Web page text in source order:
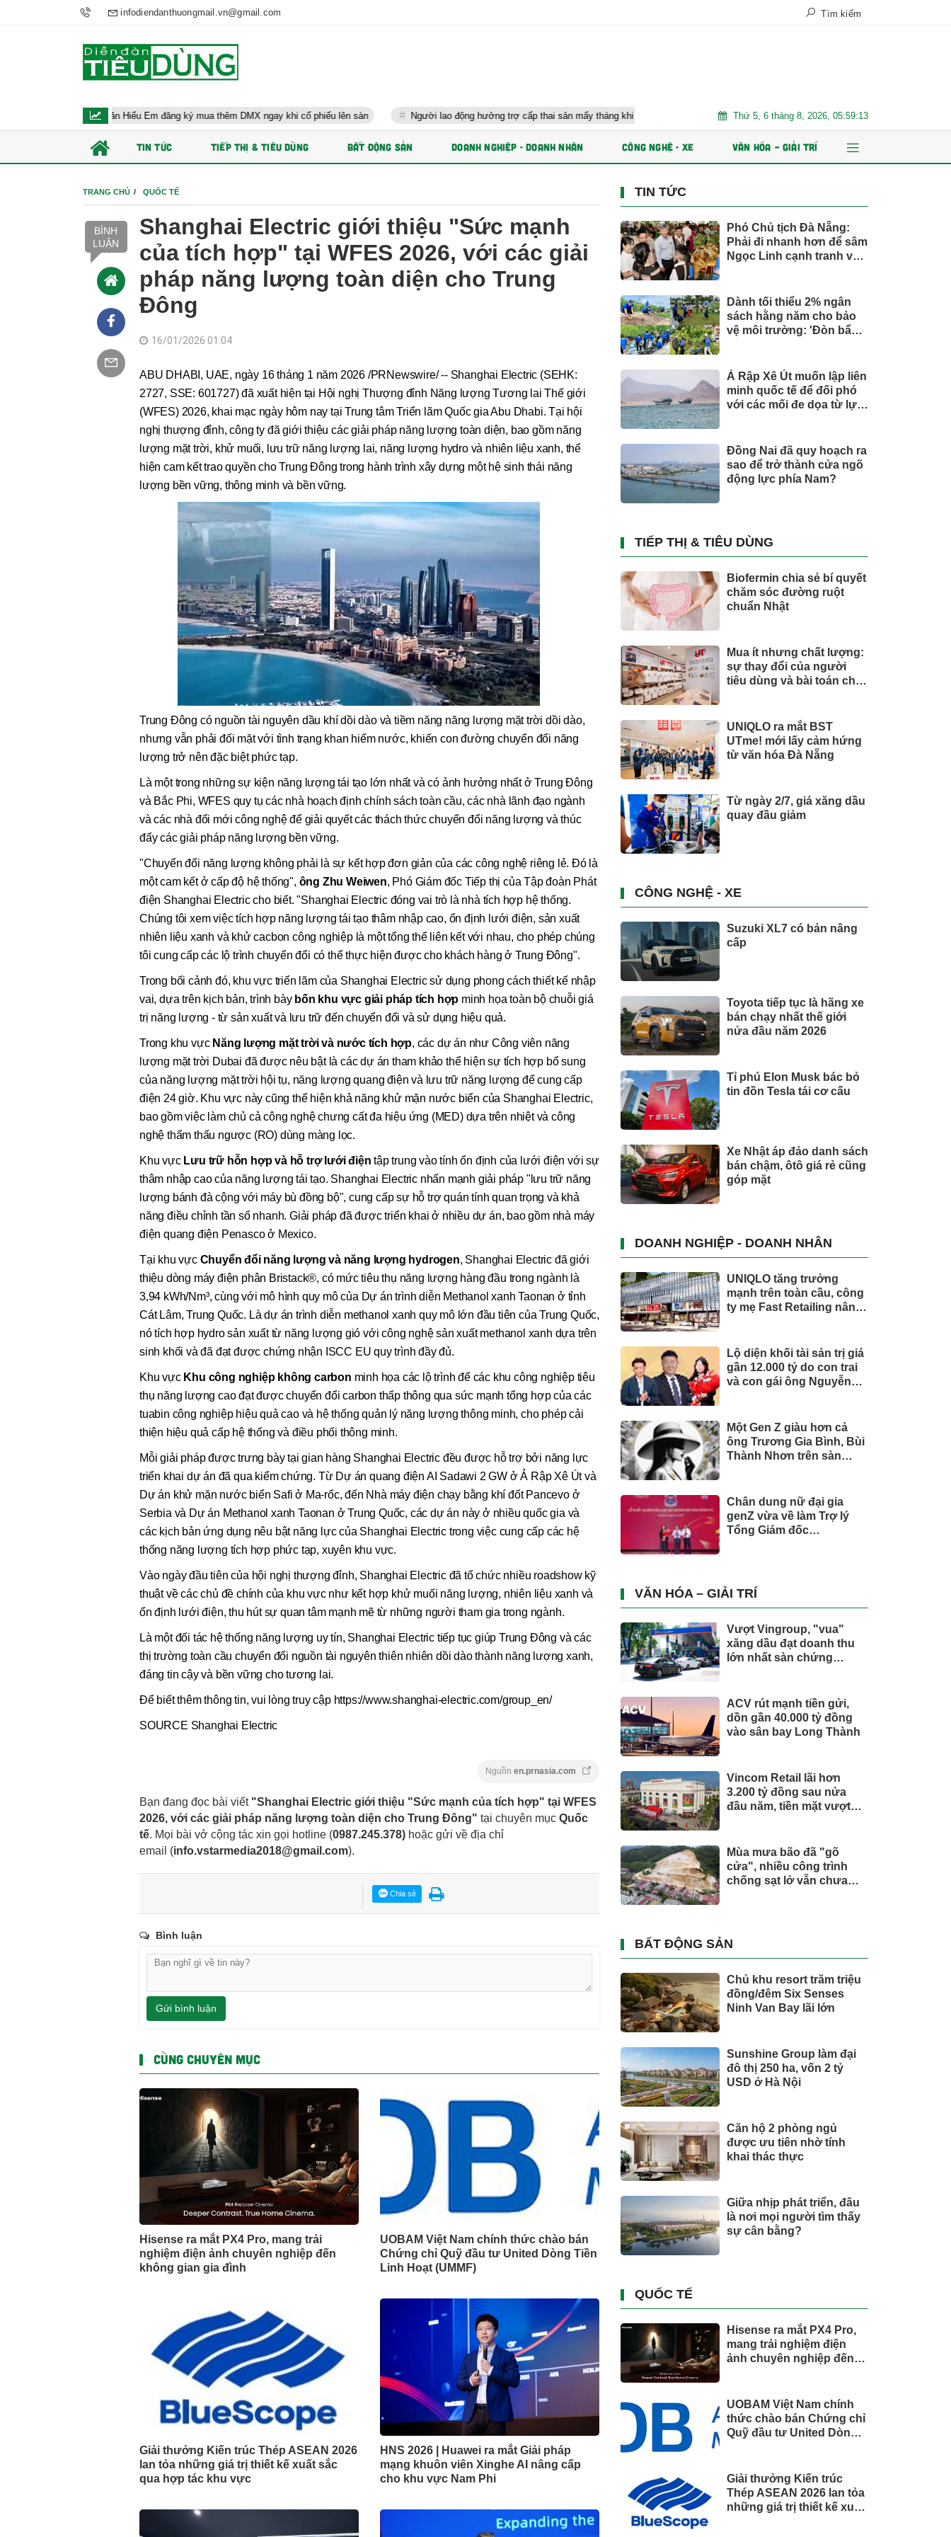
infodiendanthuongmail.vn@gmail.com Tìm kiếm
Ông Đoàn Văn Hiểu Em đăng ký mua thêm DMX ngay khi cổ phiếu lên sàn Người lao động hưởng trợ cấp thai sản mấy tháng khi sinh con thứ 2? Suzuki XL7 có bản nâng cấp Giá xăng dầu tác
Thứ 5, 6 tháng 8, 2026, 05:59:14
TIN TỨC TIẾP THỊ & TIÊU DÙNG BẤT ĐỘNG SẢN DOANH NGHIỆP - DOANH NHÂN CÔNG NGHỆ - XE VĂN HÓA – GIẢI TRÍ
TRANG CHỦ QUỐC TẾ
BÌNH
LUẬN
Shanghai Electric giới thiệu "Sức mạnh
của tích hợp" tại WFES 2026, với các giải
pháp năng lượng toàn diện cho Trung
Đông
16/01/2026 01:04
ABU DHABI, UAE, ngày 16 tháng 1 năm 2026 /PRNewswire/ -- Shanghai Electric (SEHK:
2727, SSE: 601727) đã xuất hiện tại Hội nghị Thượng đỉnh Năng lượng Tương lai Thế giới
(WFES) 2026, khai mạc ngày hôm nay tại Trung tâm Triển lãm Quốc gia Abu Dhabi. Tại hội
nghị thượng đỉnh, công ty đã giới thiệu các giải pháp năng lượng toàn diện, bao gồm năng
lượng mặt trời, khử muối, lưu trữ năng lượng lai, năng lượng hydro và nhiên liệu xanh, thể
hiện cam kết trao quyền cho Trung Đông trong hành trình xây dựng một hệ sinh thái năng
lượng bền vững, thông minh và bền vững.
Trung Đông có nguồn tài nguyên dầu khí dồi dào và tiềm năng năng lượng mặt trời dồi dào,
nhưng vẫn phải đối mặt với tình trạng khan hiếm nước, khiến con đường chuyển đổi năng
lượng trở nên đặc biệt phức tạp.
Là một trong những sự kiện năng lượng tái tạo lớn nhất và có ảnh hưởng nhất ở Trung Đông
và Bắc Phi, WFES quy tụ các nhà hoạch định chính sách toàn cầu, các nhà lãnh đạo ngành
và các nhà đổi mới công nghệ để giải quyết các thách thức chuyển đổi năng lượng và thúc
đẩy các giải pháp năng lượng bền vững.
"Chuyển đổi năng lượng không phải là sự kết hợp đơn giản của các công nghệ riêng lẻ. Đó là
một cam kết ở cấp độ hệ thống", ông Zhu Weiwen, Phó Giám đốc Tiếp thị của Tập đoàn Phát
điện Shanghai Electric cho biết. "Shanghai Electric đóng vai trò là nhà tích hợp hệ thống.
Chúng tôi xem việc tích hợp năng lượng tái tạo thâm nhập cao, ổn định lưới điện, sản xuất
nhiên liệu xanh và khử cacbon công nghiệp là một tổng thể liên kết với nhau, cho phép chúng
tôi cung cấp các lộ trình chuyển đổi có thể thực hiện được cho khách hàng ở Trung Đông".
Trong bối cảnh đó, khu vực triển lãm của Shanghai Electric sử dụng phong cách thiết kế nhập
vai, dựa trên kịch bản, trình bày bốn khu vực giải pháp tích hợp minh họa toàn bộ chuỗi giá
trị năng lượng - từ sản xuất và lưu trữ đến chuyển đổi và sử dụng hiệu quả.
Trong khu vực Năng lượng mặt trời và nước tích hợp, các dự án như Công viên năng
lượng mặt trời Dubai đã được nêu bật là các dự án tham khảo thể hiện sự tích hợp bổ sung
của năng lượng mặt trời hội tụ, năng lượng quang điện và lưu trữ năng lượng để cung cấp
điện 24 giờ. Khu vực này cũng thể hiện khả năng khử mặn nước biển của Shanghai Electric,
bao gồm việc làm chủ cả công nghệ chưng cất đa hiệu ứng (MED) dựa trên nhiệt và công
nghệ thẩm thấu ngược (RO) dùng màng lọc.
Khu vực Lưu trữ hỗn hợp và hỗ trợ lưới điện tập trung vào tính ổn định của lưới điện với sự
thâm nhập cao của năng lượng tái tạo. Shanghai Electric nhấn mạnh giải pháp "lưu trữ năng
lượng bánh đà cộng với máy bù đồng bộ", cung cấp sự hỗ trợ quán tính quan trọng và khả
năng điều chỉnh tần số nhanh. Giải pháp đã được triển khai ở nhiều dự án, bao gồm nhà máy
điện quang điện Penasco ở Mexico.
Tại khu vực Chuyển đổi năng lượng và năng lượng hydrogen, Shanghai Electric đã giới
thiệu dòng máy điện phân Bristack®, có mức tiêu thụ năng lượng hàng đầu trong ngành là
3,94 kWh/Nm³, cùng với mô hình quy mô của Dự án trình diễn Methanol xanh Taonan ở tỉnh
Cát Lâm, Trung Quốc. Là dự án trình diễn methanol xanh quy mô lớn đầu tiên của Trung Quốc,
nó tích hợp hydro sản xuất từ năng lượng gió với công nghệ sản xuất methanol xanh dựa trên
sinh khối và đã đạt được chứng nhận ISCC EU quy trình đầy đủ.
Khu vực Khu công nghiệp không carbon minh họa các lộ trình để các khu công nghiệp tiêu
thụ năng lượng cao đạt được chuyển đổi carbon thấp thông qua sức mạnh tổng hợp của các
tuabin công nghiệp hiệu quả cao và hệ thống quản lý năng lượng thông minh, cho phép cải
thiện hiệu quả cấp hệ thống và điều phối thông minh.
Mỗi giải pháp được trưng bày tại gian hàng Shanghai Electric đều được hỗ trợ bởi năng lực
triển khai dự án đã qua kiểm chứng. Từ Dự án quang điện AI Sadawi 2 GW ở Ả Rập Xê Út và
Dự án khử mặn nước biển Safi ở Ma-rốc, đến Nhà máy điện chạy bằng khí đốt Pancevo ở
Serbia và Dự án Methanol xanh Taonan ở Trung Quốc, các dự án này ở nhiều quốc gia và
các kịch bản ứng dụng nêu bật năng lực của Shanghai Electric trong việc cung cấp các hệ
thống năng lượng tích hợp phức tạp, xuyên khu vực.
Vào ngày đầu tiên của hội nghị thượng đỉnh, Shanghai Electric đã tổ chức nhiều roadshow kỹ
thuật về các chủ đề chính của khu vực như kết hợp khử muối năng lượng, nhiên liệu xanh và
ổn định lưới điện, thu hút sự quan tâm mạnh mẽ từ những người tham gia trong ngành.
Là một đối tác hệ thống năng lượng uy tín, Shanghai Electric tiếp tục giúp Trung Đông và các
thị trường toàn cầu chuyển đổi nguồn tài nguyên thiên nhiên dồi dào thành năng lượng xanh,
đáng tin cậy và bền vững cho tương lai.
Để biết thêm thông tin, vui lòng truy cập https://www.shanghai-electric.com/group_en/
SOURCE Shanghai Electric
Nguồn en.prnasia.com
Bạn đang đọc bài viết "Shanghai Electric giới thiệu "Sức mạnh của tích hợp" tại WFES
2026, với các giải pháp năng lượng toàn diện cho Trung Đông" tại chuyên mục Quốc
tế. Mọi bài vở cộng tác xin gọi hotline (0987.245.378) hoặc gửi về địa chỉ
email (info.vstarmedia2018@gmail.com).
Chia sẻ
Bình luận
Gửi bình luận
CÙNG CHUYÊN MỤC
Hisense ra mắt PX4 Pro, mang trải
nghiệm điện ảnh chuyên nghiệp đến
không gian gia đình
UOBAM Việt Nam chính thức chào bán
Chứng chỉ Quỹ đầu tư United Dòng Tiền
Linh Hoạt (UMMF)
Giải thưởng Kiến trúc Thép ASEAN 2026
lan tỏa những giá trị thiết kế xuất sắc
qua hợp tác khu vực
HNS 2026 | Huawei ra mắt Giải pháp
mạng khuôn viên Xinghe AI nâng cấp
cho khu vực Nam Phi
TIN TỨC
Phó Chủ tịch Đà Nẵng:
Phải đi nhanh hơn để sâm
Ngọc Linh cạnh tranh với
Dành tối thiểu 2% ngân
sách hằng năm cho bảo
vệ môi trường: 'Đòn bẩy'
Ả Rập Xê Út muốn lập liên
minh quốc tế để đối phó
với các mối đe dọa từ lực
Đồng Nai đã quy hoạch ra
sao để trở thành cửa ngõ
động lực phía Nam?
TIẾP THỊ & TIÊU DÙNG
Biofermin chia sẻ bí quyết
chăm sóc đường ruột
chuẩn Nhật
Mua ít nhưng chất lượng:
sự thay đổi của người
tiêu dùng và bài toán cho
UNIQLO ra mắt BST
UTme! mới lấy cảm hứng
từ văn hóa Đà Nẵng
Từ ngày 2/7, giá xăng dầu
quay đầu giảm
CÔNG NGHỆ - XE
Suzuki XL7 có bản nâng
cấp
Toyota tiếp tục là hãng xe
bán chạy nhất thế giới
nửa đầu năm 2026
Tỉ phú Elon Musk bác bỏ
tin đồn Tesla tái cơ cấu
Xe Nhật áp đảo danh sách
bán chậm, ôtô giá rẻ cũng
góp mặt
DOANH NGHIỆP - DOANH NHÂN
UNIQLO tăng trưởng
mạnh trên toàn cầu, công
ty mẹ Fast Retailing nâng
Lộ diện khối tài sản trị giá
gần 12.000 tỷ do con trai
và con gái ông Nguyễn
Một Gen Z giàu hơn cả
ông Trương Gia Bình, Bùi
Thành Nhơn trên sàn
Chân dung nữ đại gia
genZ vừa về làm Trợ lý
Tổng Giám đốc
trụ, nắm giữ khối tài sản
hàng nghìn tỷ
VĂN HÓA – GIẢI TRÍ
Vượt Vingroup, "vua"
xăng dầu đạt doanh thu
lớn nhất sàn chứng
ACV rút mạnh tiền gửi,
dồn gần 40.000 tỷ đồng
vào sân bay Long Thành
Vincom Retail lãi hơn
3.200 tỷ đồng sau nửa
đầu năm, tiền mặt vượt
Mùa mưa bão đã "gõ
cửa", nhiều công trình
chống sạt lở vẫn chưa
BẤT ĐỘNG SẢN
Chủ khu resort trăm triệu
đồng/đêm Six Senses
Ninh Van Bay lãi lớn
Sunshine Group làm đại
đô thị 250 ha, vốn 2 tỷ
USD ở Hà Nội
Căn hộ 2 phòng ngủ
được ưu tiên nhờ tính
khai thác thực
Giữa nhịp phát triển, đâu
là nơi mọi người tìm thấy
sự cân bằng?
QUỐC TẾ
Hisense ra mắt PX4 Pro,
mang trải nghiệm điện
ảnh chuyên nghiệp đến
UOBAM Việt Nam chính
thức chào bán Chứng chỉ
Quỹ đầu tư United Dòng
Giải thưởng Kiến trúc
Thép ASEAN 2026 lan tỏa
những giá trị thiết kế xuất